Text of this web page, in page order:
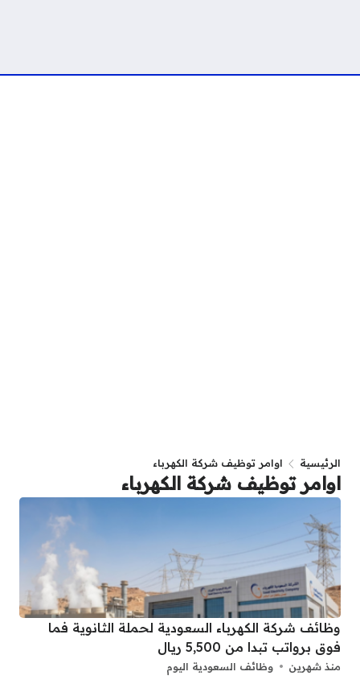
الرئيسية اوامر توظيف شركة الكهرباء
اوامر توظيف شركة الكهرباء
وظائف شركة الكهرباء السعودية لحملة الثانوية فما
فوق برواتب تبدا من 5,500 ريال
منذ شهرين وظائف السعودية اليوم